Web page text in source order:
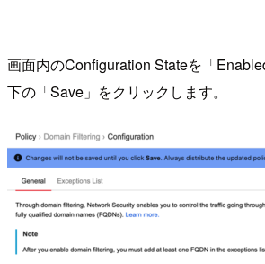
画面内のConfiguration Stateを「
下の「Save」をクリックします。